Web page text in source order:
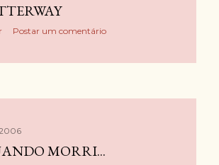
Postar um comentário
MORRI...